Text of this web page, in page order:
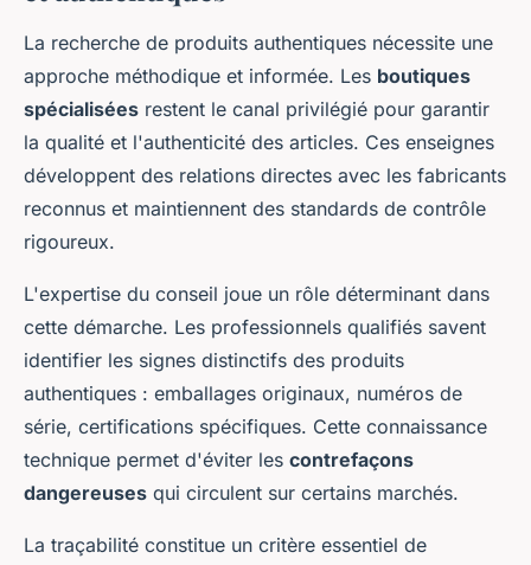
La recherche de produits authentiques nécessite une
approche méthodique et informée. Les boutiques
spécialisées restent le canal privilégié pour garantir
la qualité et l'authenticité des articles. Ces enseignes
développent des relations directes avec les fabricants
reconnus et maintiennent des standards de contrôle
rigoureux.
L'expertise du conseil joue un rôle déterminant dans
cette démarche. Les professionnels qualifiés savent
identifier les signes distinctifs des produits
authentiques : emballages originaux, numéros de
série, certifications spécifiques. Cette connaissance
technique permet d'éviter les contrefaçons
dangereuses qui circulent sur certains marchés.
La traçabilité constitue un critère essentiel de